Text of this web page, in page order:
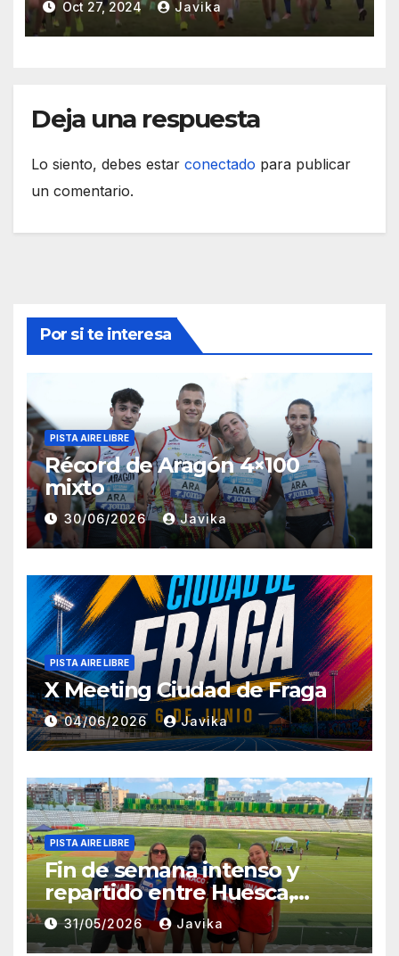
Oct 27, 2024 Javika
Deja una respuesta
Lo siento, debes estar conectado para publicar
un comentario.
Por si te interesa
PISTA AIRE LIBRE
Récord de Aragón 4×100
mixto
30/06/2026 Javika
PISTA AIRE LIBRE
X Meeting Ciudad de Fraga
04/06/2026 Javika
PISTA AIRE LIBRE
Fin de semana intenso y
repartido entre Huesca,
Zaragoza y Madrid para el
Club Atletismo Fraga
31/05/2026 Javika